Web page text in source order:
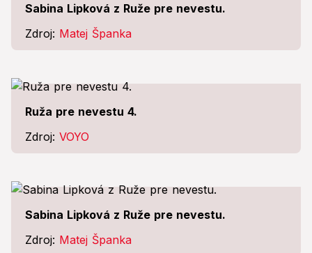
Sabina Lipková z Ruže pre nevestu.
Zdroj: Matej Španka
Ruža pre nevestu 4.
Zdroj: VOYO
Sabina Lipková z Ruže pre nevestu.
Zdroj: Matej Španka